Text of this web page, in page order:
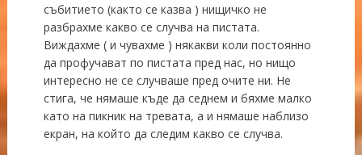
събитието (както се казва ) нищичко не
разбрахме какво се случва на пистата.
Виждахме ( и чувахме ) някакви коли постоянно
да профучават по пистата пред нас, но нищо
интересно не се случваше пред очите ни. Не
стига, че нямаше къде да седнем и бяхме малко
като на пикник на тревата, а и нямаше наблизо
екран, на който да следим какво се случва.